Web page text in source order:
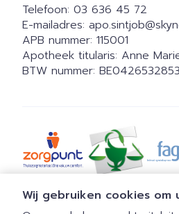
Wij gebruiken cookies
Telefoon: 03 636 45 72
E-mailadres: apo.sintjob@
APB nummer: 115001
Apotheek titularis: Anne
BTW nummer: BE0426532853